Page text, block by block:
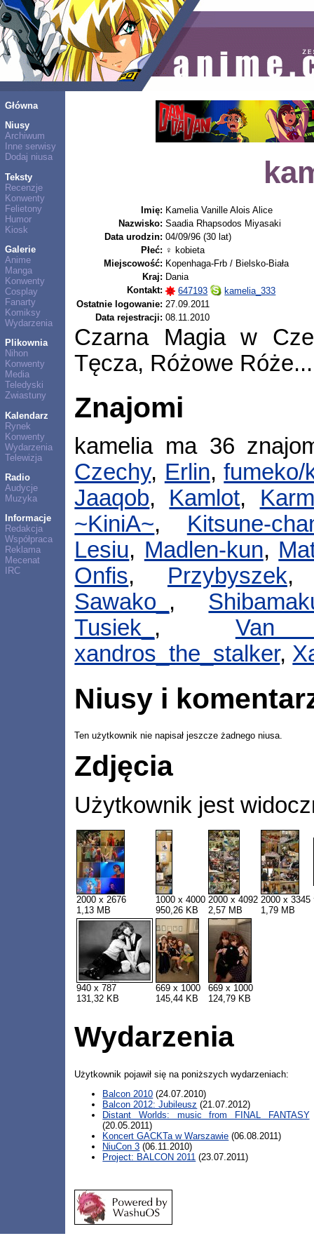
Główna
Niusy
Archiwum
Inne serwisy
Dodaj niusa
Teksty
Recenzje
Konwenty
Felietony
Humor
Kiosk
Galerie
Anime
Manga
Konwenty
Cosplay
Fanarty
Komiksy
Wydarzenia
Plikownia
Nihon
Konwenty
Media
Teledyski
Zwiastuny
Kalendarz
Rynek
Konwenty
Wydarzenia
Telewizja
Radio
Audycje
Muzyka
Informacje
Redakcja
Współpraca
Reklama
Mecenat
IRC
Imię: Kamelia Vanille Alois Alice
Nazwisko: Saadia Rhapsodos Miyasaki
Data urodzin: 04/09/96 (30 lat)
Płeć: ♀ kobieta
Miejscowość: Kopenhaga-Frb / Bielsko-Biała
Kraj: Dania
Kontakt:
647193
kamelia_333
Ostatnie logowanie: 27.09.2011
Data rejestracji: 08.11.2010
Czarna Magia w
Tęcza, Różowe Róże...
Znajomi
kamelia ma 36
Czechy, Erlin,fumeko/
Jaaqob, Kamlot,
~KiniA~, Kitsune-
Lesiu, Madlen-kun,
Onfis, Przybyszek
Sawako_ ,
Tusiek_ , Van
xandros_the_stalker,
Niusy i
Ten użytkownik nie napisał jeszcze żadnego niusa.
Zdjęcia
Użytkownik jest
2000 x 2676
1,13 MB
1000 x 4000
950,26 KB
2000 x 4092
2,57 MB
2000 x 3345
1,79 MB
940 x 787
131,32 KB
669 x 1000
145,44 KB
669 x 1000
124,79 KB
Wydarzenia
Użytkownik pojawił się na poniższych wydarzeniach:
Balcon 2010 (24.07.2010)
Balcon 2012: Jubileusz (21.07.2012)
Distant Worlds: music from FINAL FANTASY
(20.05.2011)
Koncert GACKTa w Warszawie (06.08.2011)
NiuCon 3 (06.11.2010)
Project: BALCON 2011 (23.07.2011)